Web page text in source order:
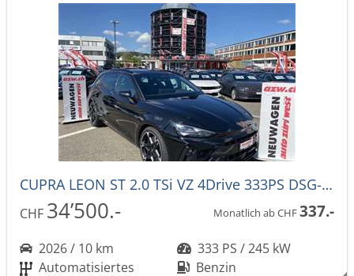
CUPRA LEON ST 2.0 TSi VZ 4Drive 333PS DSG-Automat -43%!
CHF 34’500.- Monatlich ab CHF337.-
2026 / 10 km
333 PS / 245 kW
Automatisiertes
Benzin